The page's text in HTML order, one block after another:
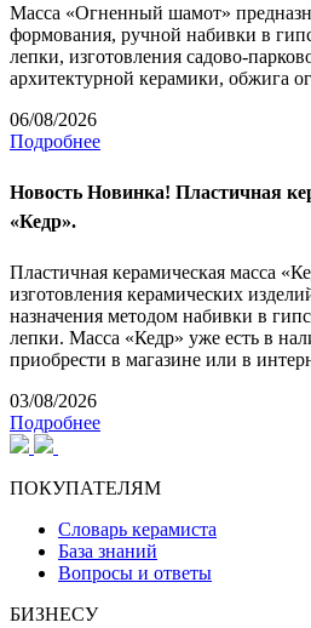
Масса «Огненный шамот»
формования, ручной набивки в
лепки, изготовления садово-
архитектурной керамики, обжига
06/08/2026
Подробнее
Новость Новинка! Пластичная
«Кедр».
Пластичная керамическая масса
изготовления керамических
назначения методом набивки в
лепки. Масса «Кедр» уже есть в
приобрести в магазине или в
03/08/2026
Подробнее
ПОКУПАТЕЛЯМ
Словарь керамиста
База знаний
Вопросы и ответы
БИЗНЕСУ